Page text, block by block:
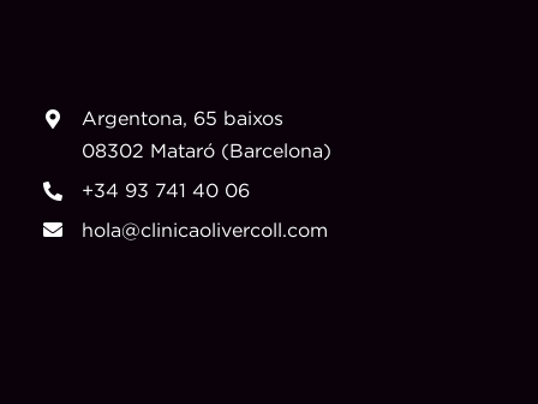
Argentona, 65 baixos
08302 Mataró (Barcelona)
+34 93 741 40 06
hola@clinicaolivercoll.com